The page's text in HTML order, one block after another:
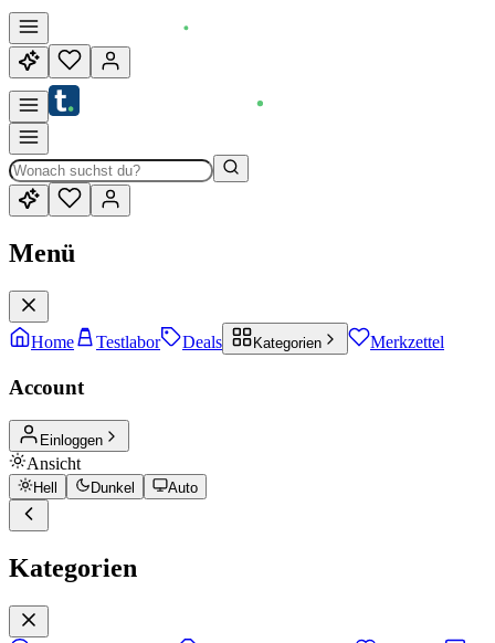
Menü
Home Testlabor Deals Kategorien Merkzettel
Account
Einloggen
Ansicht
Hell Dunkel Auto
Kategorien